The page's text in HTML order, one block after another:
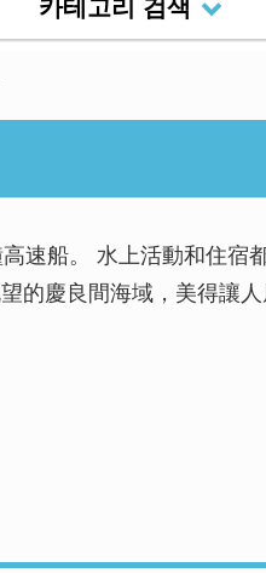
카테고리 검색
速船。 水上活動和住宿
的慶良間海域，美得讓人